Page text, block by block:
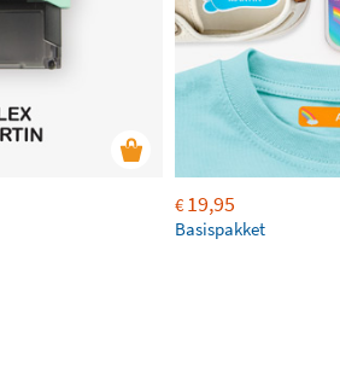
€19,95
Basispakket